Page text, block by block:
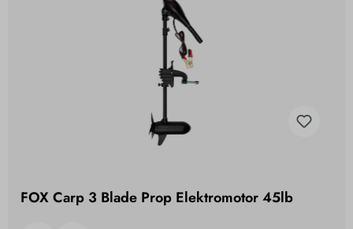
FOX Carp 3 Blade Prop Elektromotor 45lb